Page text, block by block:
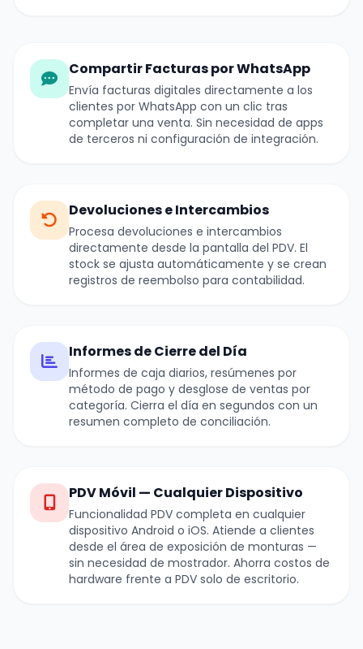
Compartir Facturas por WhatsApp
Envía facturas digitales directamente a los
clientes por WhatsApp con un clic tras
completar una venta. Sin necesidad de apps
de terceros ni configuración de integración.
Devoluciones e Intercambios
Procesa devoluciones e intercambios
directamente desde la pantalla del PDV. El
stock se ajusta automáticamente y se crean
registros de reembolso para contabilidad.
Informes de Cierre del Día
Informes de caja diarios, resúmenes por
método de pago y desglose de ventas por
categoría. Cierra el día en segundos con un
resumen completo de conciliación.
PDV Móvil — Cualquier Dispositivo
Funcionalidad PDV completa en cualquier
dispositivo Android o iOS. Atiende a clientes
desde el área de exposición de monturas —
sin necesidad de mostrador. Ahorra costos de
hardware frente a PDV solo de escritorio.